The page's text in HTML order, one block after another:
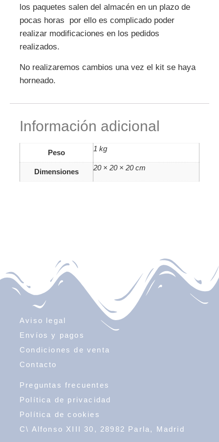
los paquetes salen del almacén en un plazo de
pocas horas por ello es complicado poder
realizar modificaciones en los pedidos
realizados.
No realizaremos cambios una vez el kit se haya
horneado.
Información adicional
Peso 1 kg
Dimensiones 20 × 20 × 20 cm
Aviso legal
Envíos y pagos
Condiciones de venta
Contacto
Preguntas frecuentes
Política de privacidad
Política de cookies
C\ Alfonso XIII 30, 28982 Parla, Madrid